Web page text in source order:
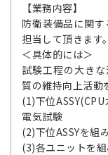
【業務内容】
防衛装備品に関
担当して頂きます。
＜具体的には＞
試験工程の大き
質の維持向上活動
(1)下位
電気試験
(2)下位ASSYを組
(3)各ユニットを